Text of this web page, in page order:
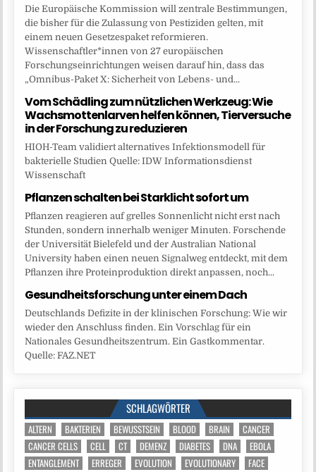
Die Europäische Kommission will zentrale Bestimmungen,
die bisher für die Zulassung von Pestiziden gelten, mit
einem neuen Gesetzespaket reformieren.
Wissenschaftler*innen von 27 europäischen
Forschungseinrichtungen weisen darauf hin, dass das
„Omnibus-Paket X: Sicherheit von Lebens- und...
Vom Schädling zum nützlichen Werkzeug: Wie
Wachsmottenlarven helfen können, Tierversuche
in der Forschung zu reduzieren
HIOH-Team validiert alternatives Infektionsmodell für
bakterielle Studien Quelle: IDW Informationsdienst
Wissenschaft
Pflanzen schalten bei Starklicht sofort um
Pflanzen reagieren auf grelles Sonnenlicht nicht erst nach
Stunden, sondern innerhalb weniger Minuten. Forschende
der Universität Bielefeld und der Australian National
University haben einen neuen Signalweg entdeckt, mit dem
Pflanzen ihre Proteinproduktion direkt anpassen, noch...
Gesundheitsforschung unter einem Dach
Deutschlands Defizite in der klinischen Forschung: Wie wir
wieder den Anschluss finden. Ein Vorschlag für ein
Nationales Gesundheitszentrum. Ein Gastkommentar.
Quelle: FAZ.NET
SCHLAGWÖRTER
ALTERN BAKTERIEN BEWUSSTSEIN BLOOD BRAIN
CANCER
CANCER CELLS
CELL CT DEMENZ DIABETES DNA
EBOLA
ENTANGLEMENT
ERREGER EVOLUTION EVOLUTIONARY
FACE